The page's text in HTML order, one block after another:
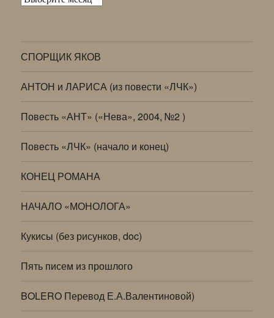
СПОРЩИК ЯКОВ
АНТОН и ЛАРИСА (из повести «ЛЧК»)
Повесть «АНТ» («Нева», 2004, №2 )
Повесть «ЛЧК» (начало и конец)
КОНЕЦ РОМАНА
НАЧАЛО «МОНОЛОГА»
Кукисы (без рисунков, doc)
Пять писем из прошлого
BOLERO Перевод Е.А.Валентиновой)